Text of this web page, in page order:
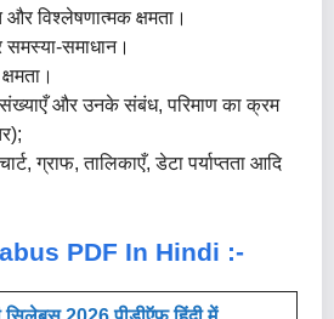
और विश्लेषणात्मक क्षमता।
समस्या-समाधान।
और उनके संबंध, परिमाण का क्रम
ग्राफ, तालिकाएँ, डेटा पर्याप्तता आदि
PDF In Hindi :-